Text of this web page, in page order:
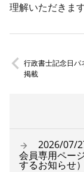
理解いただきま
行政書士記念日パ
掲載
2026/07/
会員専用ペー
するお知らせ）